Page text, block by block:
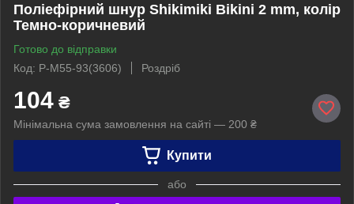
Поліефірний шнур Shikimiki Bikini 2 mm, колір
Темно-коричневий
Готово до відправки
Код: P-M55-93(3606)
Роздріб
104 ₴
Мінімальна сума замовлення на сайті — 200 ₴
Купити
або